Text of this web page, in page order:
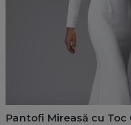
Pantofi Mireasă cu Toc